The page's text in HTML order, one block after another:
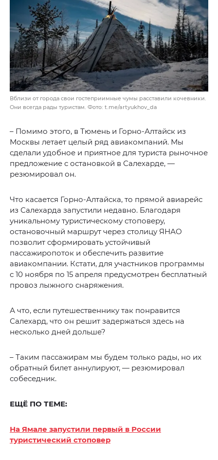
Вблизи от города свои гостеприимные чумы расставили кочевники.
Они всегда рады туристам. Фото: t.me/artyukhov_da
– Помимо этого, в Тюмень и Горно-Алтайск из
Москвы летает целый ряд авиакомпаний. Мы
сделали удобное и приятное для туриста рыночное
предложение с остановкой в Салехарде, —
резюмировал он.
Что касается Горно-Алтайска, то прямой авиарейс
из Салехарда запустили недавно. Благодаря
уникальному туристическому стоповеру,
остановочный маршрут через столицу ЯНАО
позволит сформировать устойчивый
пассажиропоток и обеспечить развитие
авиакомпании. Кстати, для участников программы
с 10 ноября по 15 апреля предусмотрен бесплатный
провоз лыжного снаряжения.
А что, если путешественнику так понравится
Салехард, что он решит задержаться здесь на
несколько дней дольше?
– Таким пассажирам мы будем только рады, но их
обратный билет аннулируют, — резюмировал
собеседник.
ЕЩЁ ПО ТЕМЕ:
На Ямале запустили первый в России
туристический стоповер